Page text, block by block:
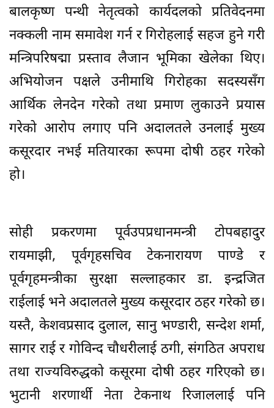
बालकृष्ण पन्थी नेतृत्वको कार्यदलको प्रतिवेदनमा
नक्कली नाम समावेश गर्न र गिरोहलाई सहज हुने गरी
मन्त्रिपरिषद्मा प्रस्ताव लैजान भूमिका खेलेका थिए।
अभियोजन पक्षले उनीमाथि गिरोहका सदस्यसँग
आर्थिक लेनदेन गरेको तथा प्रमाण लुकाउने प्रयास
गरेको आरोप लगाए पनि अदालतले उनलाई मुख्य
कसूरदार नभई मतियारका रूपमा दोषी ठहर गरेको
हो।
सोही प्रकरणमा पूर्वउपप्रधानमन्त्री टोपबहादुर
रायमाझी, पूर्वगृहसचिव टेकनारायण पाण्डे र
पूर्वगृहमन्त्रीका सुरक्षा सल्लाहकार डा. इन्द्रजित
राईलाई भने अदालतले मुख्य कसूरदार ठहर गरेको छ।
यस्तै, केशवप्रसाद दुलाल, सानु भण्डारी, सन्देश शर्मा,
सागर राई र गोविन्द चौधरीलाई ठगी, संगठित अपराध
तथा राज्यविरुद्धको कसूरमा दोषी ठहर गरिएको छ।
भुटानी शरणार्थी नेता टेकनाथ रिजाललाई पनि